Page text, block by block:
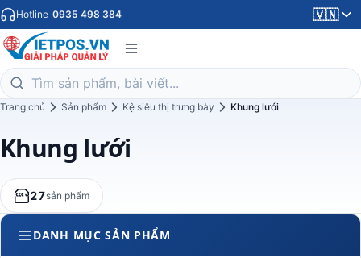
Hotline 0935 498 384 🇻🇳
Trang chủ Sản phẩm Kệ siêu thị trưng bày Khung lưới
Khung lưới
27sản phẩm
DANH MỤC SẢN PHẨM